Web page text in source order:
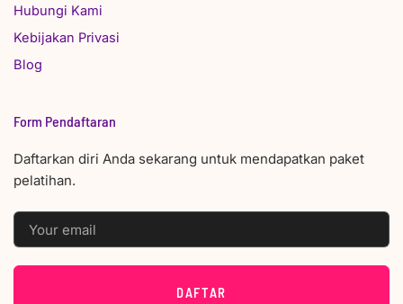
Hubungi Kami
Kebijakan Privasi
Blog
Form Pendaftaran
Daftarkan diri Anda sekarang untuk mendapatkan paket
pelatihan.
EMAIL
DAFTAR